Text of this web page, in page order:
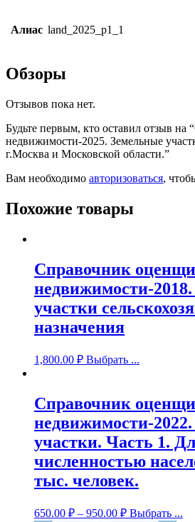
Алиас land_2025_p1_1
Обзоры
Отзывов пока нет.
Будьте первым, кто оставил отзыв
недвижимости-2025. Земельные
г.Москва и Московской области.”
Вам необходимо авторизоваться,
Похожие товары
Справочник
недвижимости-
участки
назначения
1,800.00 ₽ Выбрать ...
Справочник
недвижимости-
участки. Часть 1.
численностью
тыс. человек.
650.00 ₽ – 950.00 ₽ Выбрать ...